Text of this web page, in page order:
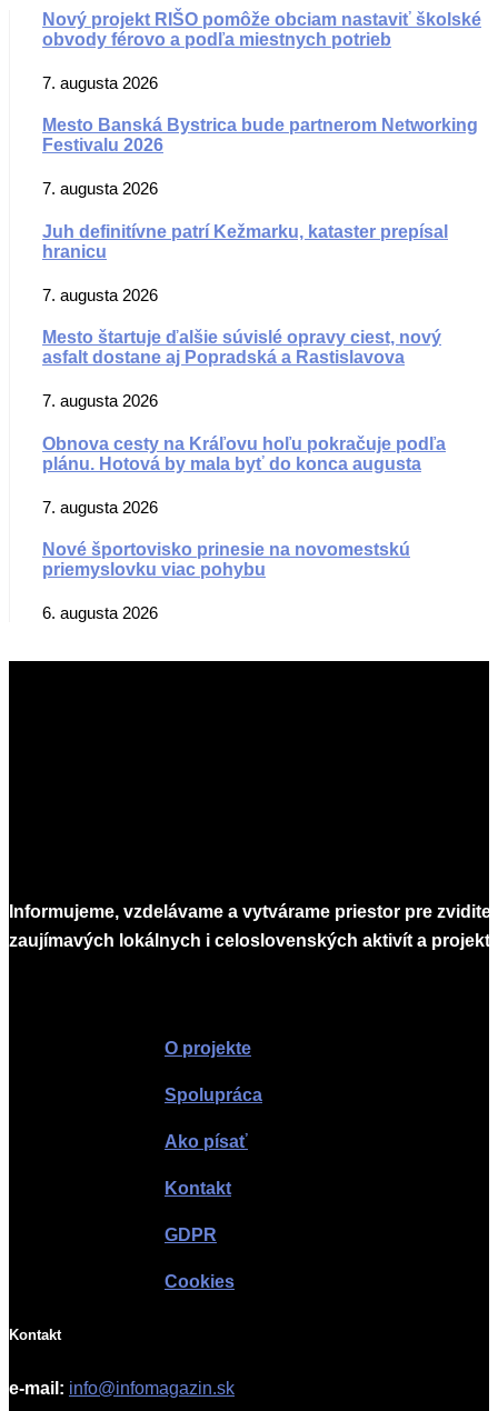
Nový projekt RIŠO pomôže obciam nastaviť školské
obvody férovo a podľa miestnych potrieb
7. augusta 2026
Mesto Banská Bystrica bude partnerom Networking
Festivalu 2026
7. augusta 2026
Juh definitívne patrí Kežmarku, kataster prepísal
hranicu
7. augusta 2026
Mesto štartuje ďalšie súvislé opravy ciest, nový
asfalt dostane aj Popradská a Rastislavova
7. augusta 2026
Obnova cesty na Kráľovu hoľu pokračuje podľa
plánu. Hotová by mala byť do konca augusta
7. augusta 2026
Nové športovisko prinesie na novomestskú
priemyslovku viac pohybu
6. augusta 2026
Informujeme, vzdelávame a vytvárame priestor pre
zaujímavých lokálnych i celoslovenských aktivít a
O projekte
Spolupráca
Ako písať
Kontakt
GDPR
Cookies
Kontakt
e-mail: info@infomagazin.sk